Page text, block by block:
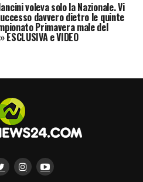
voleva solo la Nazionale. Vi
davvero dietro le quinte
Primavera male del
e VIDEO